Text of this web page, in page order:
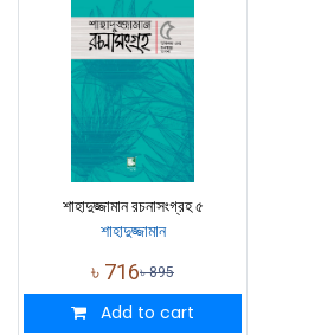
শাহাদুজ্জামান রচনাসংগ্রহ ৫
শাহাদুজ্জামান
৳ 716৳895
Add to cart